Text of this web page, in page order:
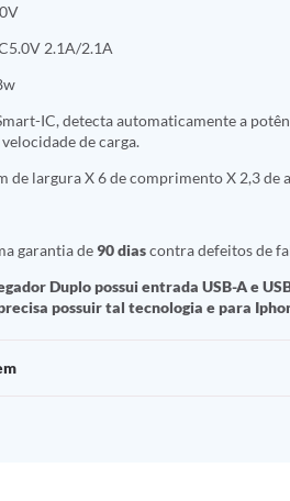
2.1A/2.1A
IC, detecta automaticamente a
de carga.
de largura X 6 de comprimento X 2,3 de
garantia de90 diascontra defeitos de
Duplo possui entrada USB-A e
possuir tal tecnologia e para